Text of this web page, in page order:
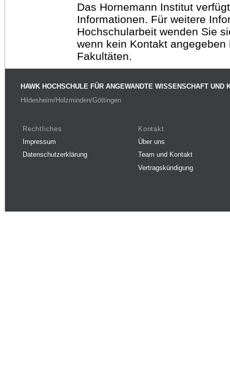
Das Hornemann Institut
Informationen. Für weitere
Hochschularbeit wenden Sie
wenn kein Kontakt
Fakultäten.
HAWK HOCHSCHULE FÜR ANGEWANDTE WISSENSCHAFT UND
Hildesheim/Holzminden/Göttingen
Rechtliches
Impressum
Datenschutzerklärung
Kontakt
Über uns
Team und Kontakt
Vertragskündigung